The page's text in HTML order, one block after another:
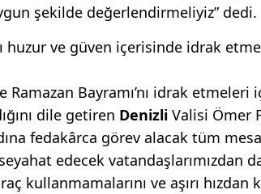
şekilde değerlendirmeliyiz” dedi.
huzur ve güven içerisinde idrak
Ramazan Bayramı’nı idrak
dile getiren Denizli Valisi Ömer
fedakârca görev alacak tüm
edecek vatandaşlarımızdan
kullanmamalarını ve aşırı hızdan